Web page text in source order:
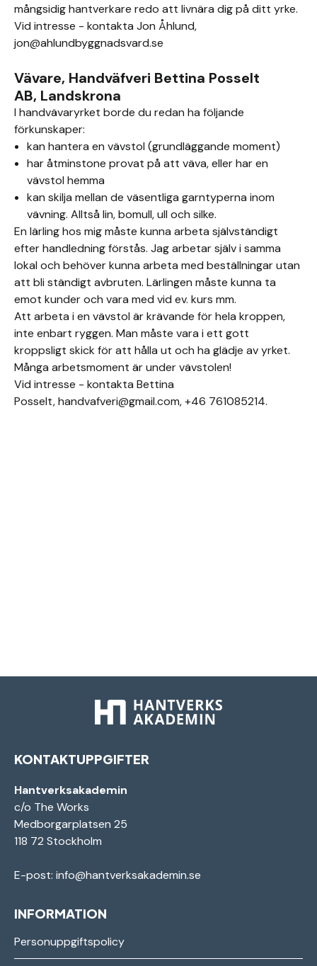
mångsidig hantverkare redo att livnära dig på ditt yrke.
Vid intresse - kontakta Jon Åhlund,
jon@ahlundbyggnadsvard.se
Vävare, Handväfveri Bettina Posselt
AB, Landskrona
I handvävaryrket borde du redan ha följande
förkunskaper:
kan hantera en vävstol (grundläggande moment)
har åtminstone provat på att väva, eller har en
vävstol hemma
kan skilja mellan de väsentliga garntyperna inom
vävning. Alltså lin, bomull, ull och silke.
En lärling hos mig måste kunna arbeta självständigt
efter handledning förstås. Jag arbetar själv i samma
lokal och behöver kunna arbeta med beställningar utan
att bli ständigt avbruten. Lärlingen måste kunna ta
emot kunder och vara med vid ev. kurs mm.
Att arbeta i en vävstol är krävande för hela kroppen,
inte enbart ryggen. Man måste vara i ett gott
kroppsligt skick för att hålla ut och ha glädje av yrket.
Många arbetsmoment är under vävstolen!
Vid intresse - kontakta Bettina
Posselt, handvafveri@gmail.com, +46 761085214.
KONTAKTUPPGIFTER
Hantverksakademin
c/o The Works
Medborgarplatsen 25
118 72 Stockholm
E-post: info@hantverksakademin.se
INFORMATION
Personuppgiftspolicy